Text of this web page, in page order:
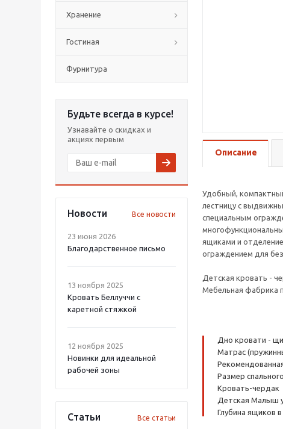
Хранение
Гостиная
Фурнитура
Будьте всегда в курсе!
Узнавайте о скидках и
акциях первым
Новости Все новости
23 июня 2026
Благодарственное письмо
13 ноября 2025
Кровать Беллуччи с
каретной стяжкой
12 ноября 2025
Новинки для идеальной
рабочей зоны
Статьи Все статьи
Описание
Удобный,
лестницу с
специальным
ящиками и
ограждением для
Детская кровать -
Мебельная фабрика
Дно кровати -
Матрас
Размер
Кровать-чердак
Детская Малыш
Глубина ящиков